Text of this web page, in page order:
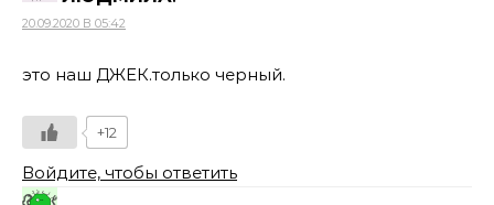
20.09.2020 В 05:42
это наш ДЖЕК.только черный.
+12
Войдите, чтобы ответить